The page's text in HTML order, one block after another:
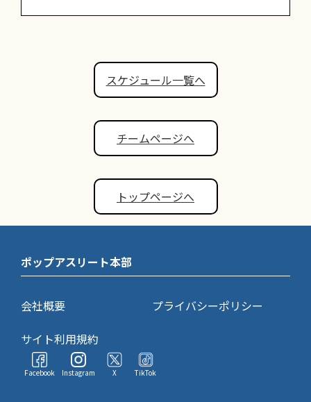
スケジュール一覧へ
チームページへ
トップページへ
ポップアスリート本部
会社概要
プライバシーポリシー
サイト利用規約
Facebook Instagram X TikTok